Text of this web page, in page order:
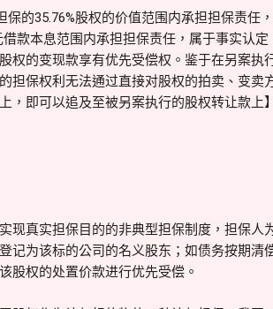
保的35.76%股权的价值范围内承担担保责
借款本息范围内承担担保责任，属于事实认
权的变现款享有优先受偿权。鉴于在另案执
担保权利无法通过直接对股权的拍卖、变
，即可以追及至被另案执行的股权转让款上】
现真实担保目的的非典型担保制度，担保
记为该标的公司的名义股东；如债务按期
股权的处置价款进行优先受偿。